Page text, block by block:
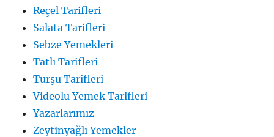
Reçel Tarifleri
Salata Tarifleri
Sebze Yemekleri
Tatlı Tarifleri
Turşu Tarifleri
Videolu Yemek Tarifleri
Yazarlarımız
Zeytinyağlı Yemekler